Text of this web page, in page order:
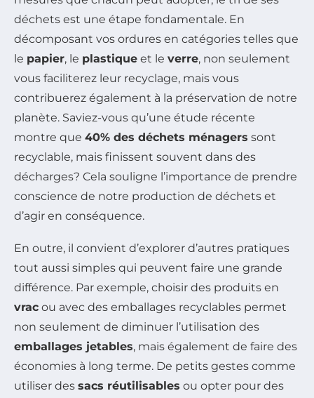
déchets est une étape fondamentale. En
décomposant vos ordures en catégories telles que
le papier, le plastique et le verre, non seulement
vous faciliterez leur recyclage, mais vous
contribuerez également à la préservation de notre
planète. Saviez-vous qu’une étude récente
montre que 40% des déchets ménagers sont
recyclable, mais finissent souvent dans des
décharges? Cela souligne l’importance de prendre
conscience de notre production de déchets et
d’agir en conséquence.
En outre, il convient d’explorer d’autres pratiques
tout aussi simples qui peuvent faire une grande
différence. Par exemple, choisir des produits en
vrac ou avec des emballages recyclables permet
non seulement de diminuer l’utilisation des
emballages jetables, mais également de faire des
économies à long terme. De petits gestes comme
utiliser des sacs réutilisables ou opter pour des